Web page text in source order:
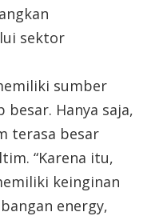
sektor
sumber
besar. Hanya saja,
terasa besar
“Karena itu,
keinginan
energy,